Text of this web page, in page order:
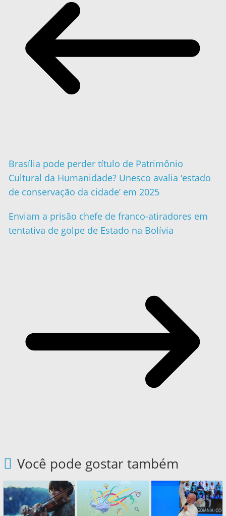
Brasília pode perder título de Patrimônio
Cultural da Humanidade? Unesco avalia ‘estado
de conservação da cidade’ em 2025
Enviam a prisão chefe de franco-atiradores em
tentativa de golpe de Estado na Bolívia
Você pode gostar também